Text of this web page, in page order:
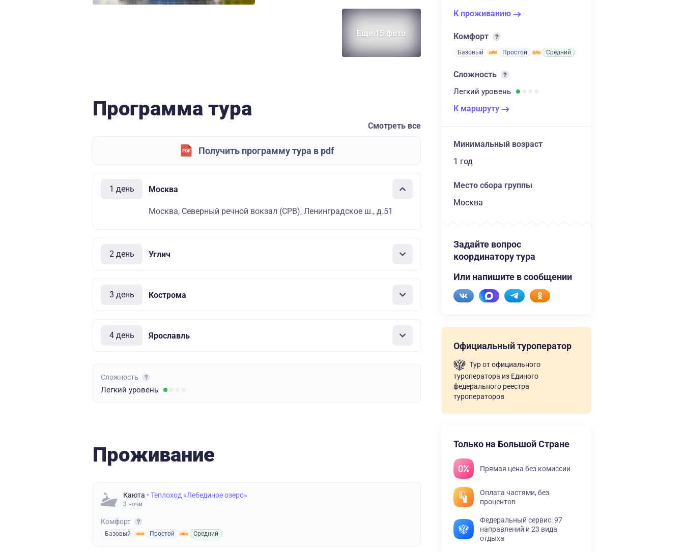
Еще 15 фото
Программа тура
Смотреть все
Получить программу тура в pdf
1 день Москва
Москва, Северный речной вокзал (СРВ), Ленинградское ш., д.51
2 день Углич
3 день Кострома
4 день Ярославль
Сложность
Легкий уровень
Проживание
Каюта • Теплоход «Лебединое озеро»
3 ночи
Комфорт
Базовый Простой Средний
К проживанию
Комфорт
Базовый Простой Средний
Сложность
Легкий уровень
К маршруту
Минимальный возраст
1 год
Место сбора группы
Москва
Задайте вопрос
координатору тура
Или напишите в сообщении
Официальный туроператор
Тур от официального
туроператора из Единого
федерального реестра
туроператоров
Только на Большой Стране
Прямая цена без комиссии
Оплата частями, без
процентов
Федеральный сервис: 97
направлений и 23 вида
отдыха